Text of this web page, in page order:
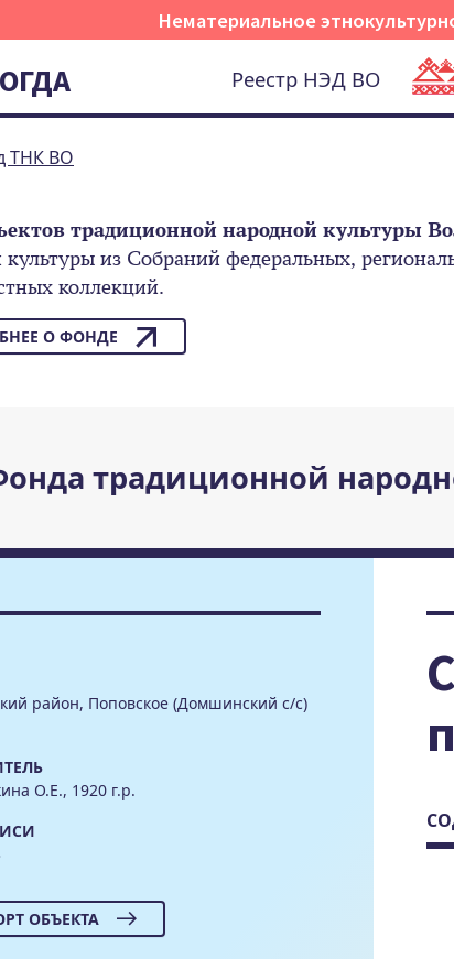
Нематериальное
Реестр НЭД ВО
ТНК ВО
традиционной народной культуры
культуры из Собраний федеральных,
коллекций.
О ФОНДЕ
традиционной
район, Поповское (Домшинский с/с)
О.Е., 1920 г.р.
ОБЪЕКТА